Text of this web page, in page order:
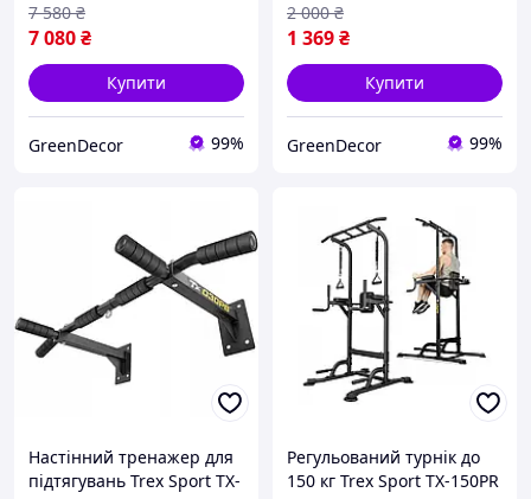
7 080₴
7 580 ₴
Купити
GreenDecor 99%
1 369₴
2 000 ₴
Купити
GreenDecor 99%
Настінний тренажер для
підтягувань Trex Sport TX-
Регульований турнік до
150 кг Trex Sport TX-150PR